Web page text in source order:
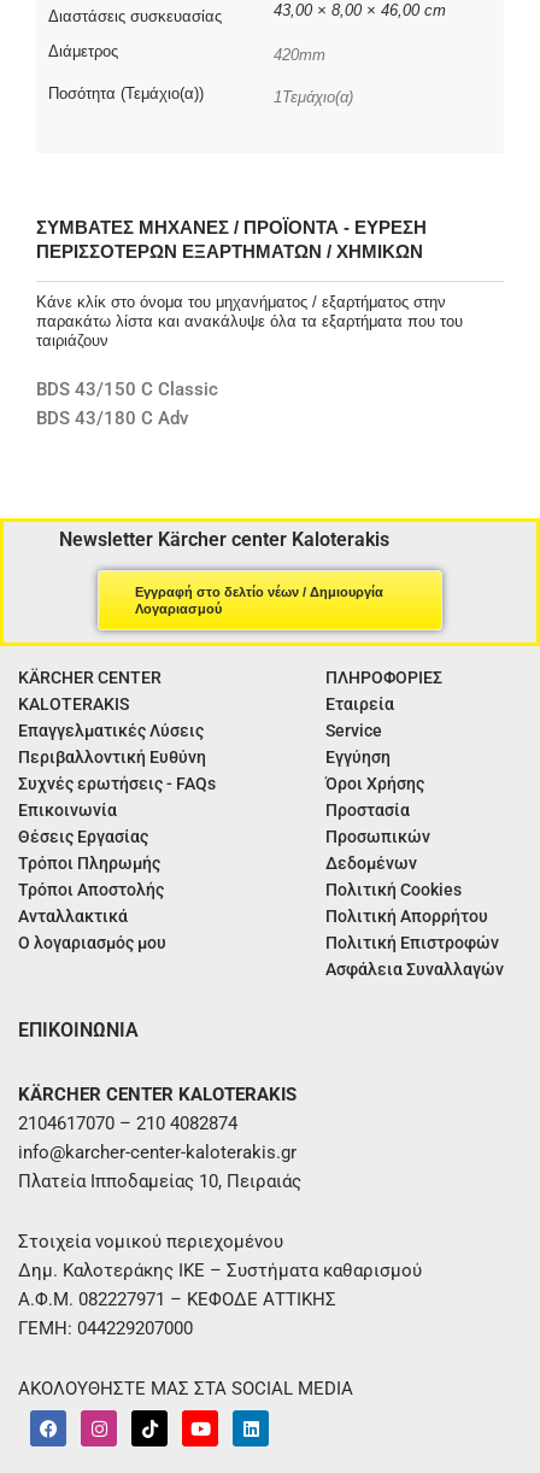
Διαστάσεις συσκευασίας 43,00 × 8,00 × 46,00 cm
Διάμετρος 420mm
Ποσότητα (Τεμάχιο(α)) 1Τεμάχιο(α)
ΣΥΜΒΑΤΈΣ ΜΗΧΑΝΈΣ / ΠΡΟΪΌΝΤΑ - ΕΎΡΕΣΗ
ΠΕΡΙΣΣΌΤΕΡΩΝ ΕΞΑΡΤΗΜΆΤΩΝ / ΧΗΜΙΚΏΝ
Κάνε κλίκ στο όνομα του μηχανήματος / εξαρτήματος στην
παρακάτω λίστα και ανακάλυψε όλα τα εξαρτήματα που του
ταιριάζουν
BDS 43/150 C Classic
BDS 43/180 C Adv
Newsletter Kärcher center Kaloterakis
Εγγραφή στο δελτίο νέων / Δημιουργία
Λογαριασμού
KÄRCHER CENTER
KALOTERAKIS
Επαγγελματικές Λύσεις
Περιβαλλοντική Ευθύνη
Συχνές ερωτήσεις - FAQs
Επικοινωνία
Θέσεις Εργασίας
Τρόποι Πληρωμής
Τρόποι Αποστολής
Ανταλλακτικά
Ο λογαριασμός μου
ΠΛΗΡΟΦΟΡΙΕΣ
Εταιρεία
Service
Εγγύηση
Όροι Χρήσης
Προστασία
Προσωπικών
Δεδομένων
Πολιτική Cookies
Πολιτική Απορρήτου
Πολιτική Επιστροφών
Ασφάλεια Συναλλαγών
ΕΠΙΚΟΙΝΩΝΙΑ
KÄRCHER CENTER KALOTERAKIS
2104617070 – 210 4082874
info@karcher-center-kaloterakis.gr
Πλατεία Ιπποδαμείας 10, Πειραιάς
Στοιχεία νομικού περιεχομένου
Δημ. Καλοτεράκης ΙΚΕ – Συστήματα καθαρισμού
Α.Φ.Μ. 082227971 – ΚΕΦΟΔΕ ΑΤΤΙΚΗΣ
ΓΕΜΗ: 044229207000
ΑΚΟΛΟΥΘΗΣΤΕ ΜΑΣ ΣΤΑ SOCIAL MEDIA
F
a
I
n
T
i
Y
o
L
i